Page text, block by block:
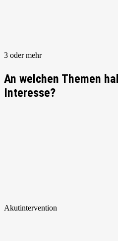
3 oder mehr
An welchen Themen
Interesse?
Akutintervention